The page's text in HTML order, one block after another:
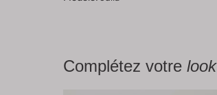
Complétez votre look